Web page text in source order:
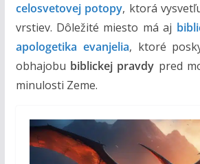
celosvetovej potopy, ktorá
vrstiev. Dôležité miesto má aj
apologetika evanjelia, ktoré
obhajobu biblickej pravdy pred
minulosti Zeme.